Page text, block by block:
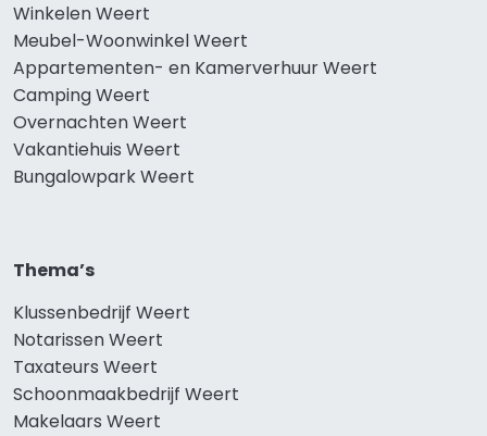
Winkelen Weert
Meubel-Woonwinkel Weert
Appartementen- en Kamerverhuur Weert
Camping Weert
Overnachten Weert
Vakantiehuis Weert
Bungalowpark Weert
Thema’s
Klussenbedrijf Weert
Notarissen Weert
Taxateurs Weert
Schoonmaakbedrijf Weert
Makelaars Weert